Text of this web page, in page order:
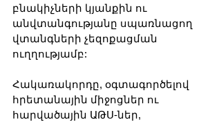
բնակիչների կյանքին ու
անվտանգությանը սպառնացող
վտանգների չեզոքացման
ուղղությամբ:
Հակառակորդը, օգտագործելով
հրետանային միջոցներ ու
հարվածային ԱԹՍ-ներ,